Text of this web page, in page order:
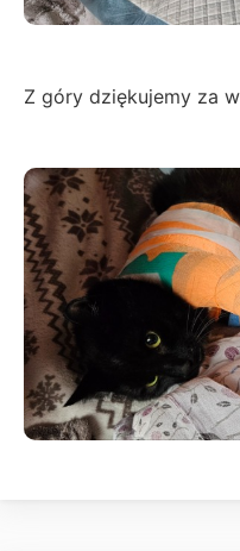
Z góry dziękujemy za